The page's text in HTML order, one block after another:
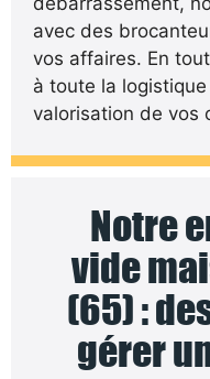
avec des
vos affaires. En
à toute la
valorisation de vos
Notre
vide
(65) :
gérer